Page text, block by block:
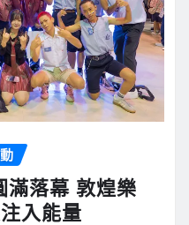
落幕 敦煌樂
入能量